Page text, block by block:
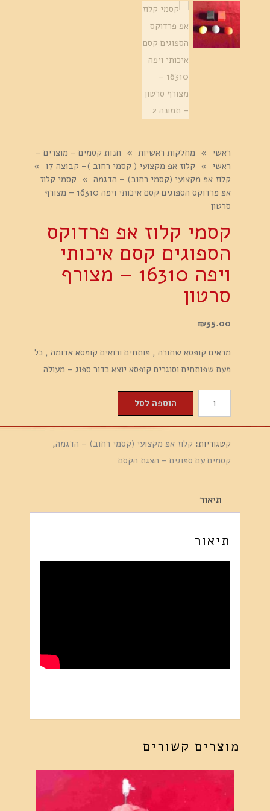
ראשי » מחלקות ראשיות » חנות קסמים - מוצרים -
ראשי » קלוז אפ מקצועי ( קסמי רחוב )- קבוצה 17
»
קלוז אפ מקצועי (קסמי רחוב) - הדגמה » קסמי קלוז
אפ פרדוקס הספוגים קסם איכותי ויפה 16310 – מצורף
סרטון
קסמי קלוז אפ פרדוקס
הספוגים קסם איכותי
ויפה 16310 – מצורף
סרטון
₪35.00
מראים קופסא שחורה , פותחים ורואים קופסא אדומה , כל
פעם שפותחים וסוגרים קופסא יוצא כדור ספוג – מעולה
של
קסמי
קלוז
אפ
הספוגים
קסם
הוספה לסל
קטגוריות: קלוז אפ מקצועי (קסמי רחוב) - הדגמה,
קסמים עם ספוגים - הצגת הקסם
תיאור
תיאור
מוצרים קשורים